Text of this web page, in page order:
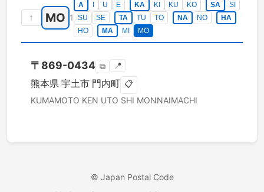
↑ MO 1
A U E KA KI KU KO SA
SI
SU
SE TA TU TO NA NO
HA
HO
MA MI MO
〒 869-0434 ⧉ 📍
熊本県 宇土市 門内町 📋
KUMAMOTO KEN UTO SHI MONNAIMACHI
© Japan Postal Code